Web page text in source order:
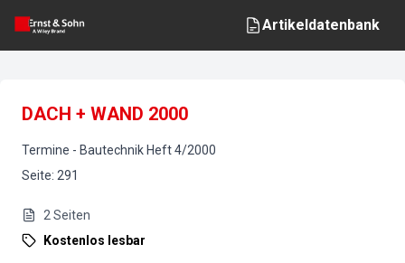
Artikeldatenbank
DACH + WAND 2000
Termine - Bautechnik Heft4/2000
Seite: 291
2 Seiten
Kostenlos lesbar